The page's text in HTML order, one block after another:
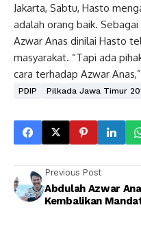
Jakarta, Sabtu, Hasto
adalah orang baik. Sebagai
Azwar Anas dinilai Hasto
masyarakat. “Tapi ada
cara terhadap Azwar
PDIP Pilkada Jawa Timur
Previous Post
Abdulah Azwar
Kembalikan